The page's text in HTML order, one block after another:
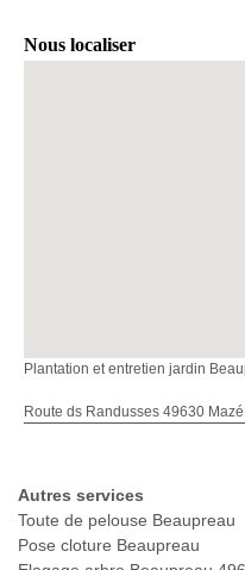
Nous localiser
Plantation et entretien jardin
Route ds Randusses 49630
Autres services
Toute de pelouse Beaupreau
Pose cloture Beaupreau